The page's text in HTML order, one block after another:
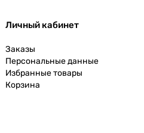
Личный кабинет
Заказы
Персональные данные
Избранные товары
Корзина